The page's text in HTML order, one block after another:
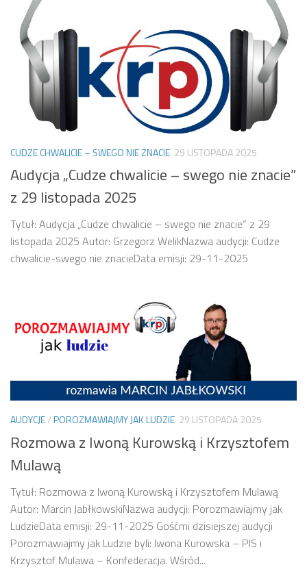
CUDZE CHWALICIE – SWEGO NIE ZNACIE 29 LISTOPADA 2025
Audycja „Cudze chwalicie – swego nie znacie”
z 29 listopada 2025
Tytuł: Audycja „Cudze chwalicie – swego nie znacie” z 29
listopada 2025 Autor: Grzegorz WelikNazwa audycji: Cudze
chwalicie-swego nie znacieData emisji: 29-11-2025
AUDYCJE/POROZMAWIAJMY JAK LUDZIE 29 LISTOPADA 2025
Rozmowa z Iwoną Kurowską i Krzysztofem
Mulawą
Tytuł: Rozmowa z Iwoną Kurowską i Krzysztofem Mulawą
Autor: Marcin JabłkowskiNazwa audycji: Porozmawiajmy jak
LudzieData emisji: 29-11-2025 Gośćmi dzisiejszej audycji
Porozmawiajmy jak Ludzie byli: Iwona Kurowska – PIS i
Krzysztof Mulawa – Konfederacja. Wśród...